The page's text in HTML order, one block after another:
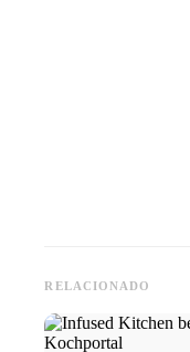
RELACIONADO